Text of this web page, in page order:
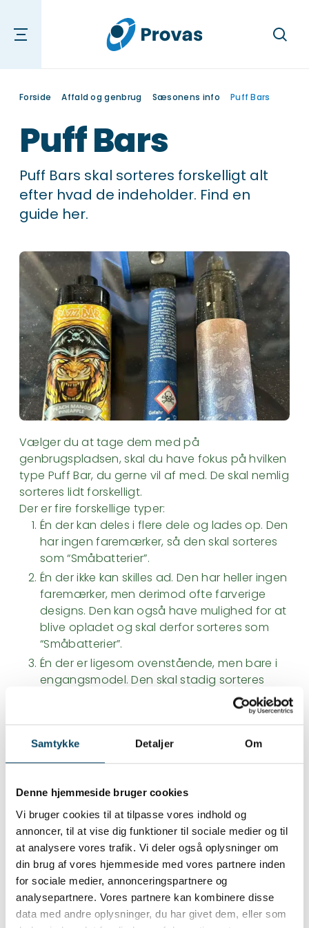
Samtykke Detaljer Om
Denne hjemmeside bruger cookies
Vi bruger cookies til at tilpasse vores indhold og
annoncer, til at vise dig funktioner til sociale medier og til
at analysere vores trafik. Vi deler også oplysninger om
din brug af vores hjemmeside med vores partnere inden
for sociale medier, annonceringspartnere og
analysepartnere. Vores partnere kan kombinere disse
data med andre oplysninger, du har givet dem, eller som
Søg
Forside Affald og genbrug Sæsonens info Puff Bars
Puff Bars
Puff Bars skal sorteres forskelligt alt
efter hvad de indeholder. Find en
guide her.
Vælger du at tage dem med på
genbrugspladsen, skal du have fokus på hvilken
type Puff Bar, du gerne vil af med. De skal nemlig
sorteres lidt forskelligt.
Der er fire forskellige typer:
Én der kan deles i flere dele og lades op. Den
har ingen faremærker, så den skal sorteres
som “Småbatterier”.
Én der ikke kan skilles ad. Den har heller ingen
faremærker, men derimod ofte farverige
designs. Den kan også have mulighed for at
blive opladet og skal derfor sorteres som
“Småbatterier”.
Én der er ligesom ovenstående, men bare i
engangsmodel. Den skal stadig sorteres
Endelig er der én, der har faremærker på.
engangsmodel. Denne skal som den eneste
sorteres som “Laboratoriekemi”.
Det nemmeste er at lægge dem i miljøkassen,
hvis du har en sådan. Både fordi de indeholder
forskellig kemi og batterier.
Sundhedsstyrelsen advarer om euforiserende
stoffer i puff bars.